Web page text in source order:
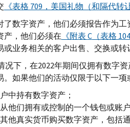
《表格 709，美国礼物（和隔代转
了数字资产，他们必须报告作为
产，他们必须在 《附表C（表格
或业务相关的客户出售、交换或
况下，在2022年期间仅拥有数字
。如果他们的活动仅限于以下一项
中持有数字资产；
他们拥有或控制的一个钱包或账
他真实货币购买数字资产，包括